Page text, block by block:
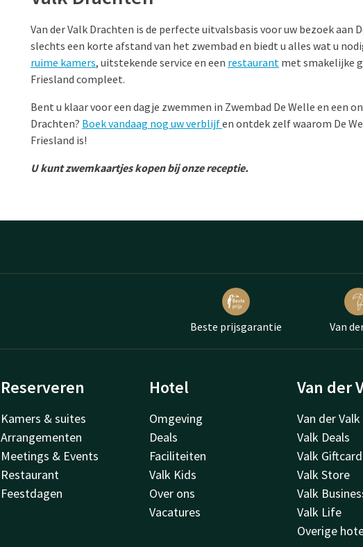
Van der Valk Drachten is de perfecte uitvalsbasis voor uw bezoek aan
slechts een korte afstand van het zwembad en biedt u alles wat u
ruime kamers, uitstekende service en een restaurant met smakelijke
Friesland compleet.
Bent u klaar voor een dagje zwemmen in Zwembad De Welle en een
Drachten? Boek vandaag nog uw verblijfen ontdek zelf waarom De
Friesland is!
U kunt zwemkaartjes kopen bij onze receptie.
Beste prijsgarantie Van
Reserveren
Kamers & suites
Arrangementen
Meetings & Events
Restaurant
Feestdagen
Hotel
Omgeving
Deals
Faciliteiten
Valk Kids
Over ons
Vacatures
Van der
Van der Valk
Valk Deals
Valk Giftcard
Valk Store
Valk
Valk Life
Overige